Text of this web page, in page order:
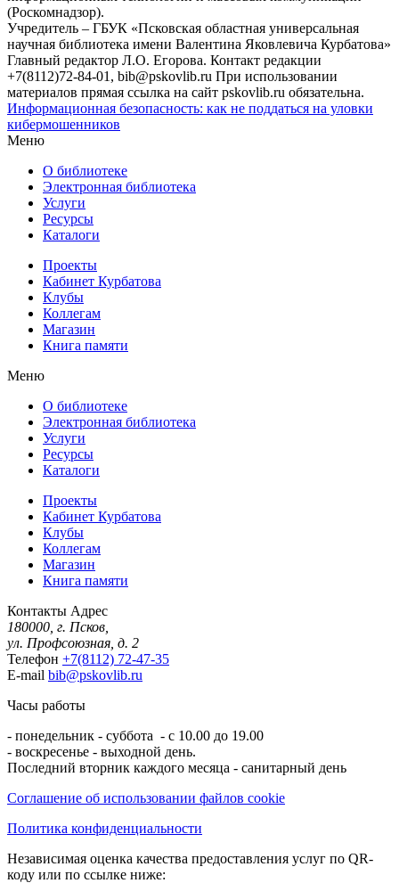
(Роскомнадзор).
Учредитель – ГБУК «Псковская областная универсальная
научная библиотека имени Валентина Яковлевича Курбатова»
Главный редактор Л.О. Егорова. Контакт редакции
+7(8112)72-84-01, bib@pskovlib.ru При использовании
материалов прямая ссылка на сайт pskovlib.ru обязательна.
Информационная безопасность: как не поддаться на уловки
кибермошенников
Меню
О библиотеке
Электронная библиотека
Услуги
Ресурсы
Каталоги
Проекты
Кабинет Курбатова
Клубы
Коллегам
Магазин
Книга памяти
Меню
О библиотеке
Электронная библиотека
Услуги
Ресурсы
Каталоги
Проекты
Кабинет Курбатова
Клубы
Коллегам
Магазин
Книга памяти
Контакты Адрес
180000, г. Псков,
ул. Профсоюзная, д. 2
Телефон +7(8112) 72-47-35
E-mail bib@pskovlib.ru
Часы работы
- понедельник - суббота - с 10.00 до 19.00
- воскресенье - выходной день.
Последний вторник каждого месяца - санитарный день
Соглашение об использовании файлов cookie
Политика конфиденциальности
Независимая оценка качества предоставления услуг по QR-
коду или по ссылке ниже: